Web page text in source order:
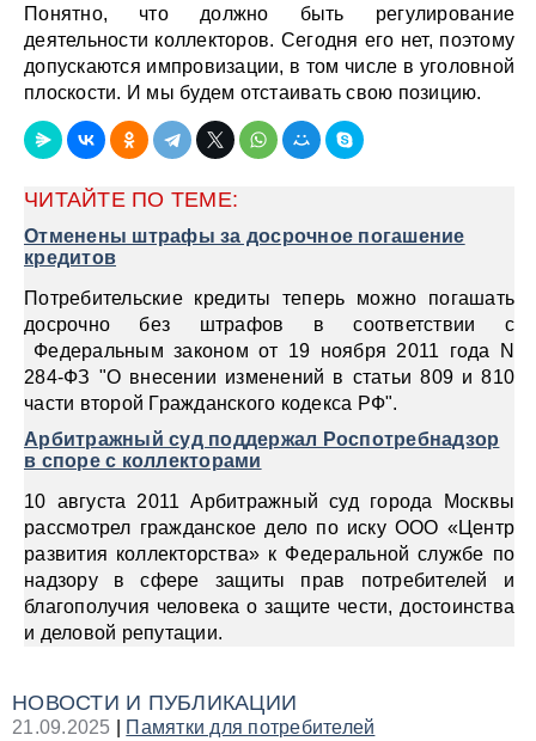
Понятно, что должно быть регулирование
деятельности коллекторов. Сегодня его нет, поэтому
допускаются импровизации, в том числе в уголовной
плоскости. И мы будем отстаивать свою позицию.
ЧИТАЙТЕ ПО ТЕМЕ:
Отменены штрафы за досрочное погашение
кредитов
Потребительские кредиты теперь можно погашать
досрочно без штрафов в соответствии с
Федеральным законом от 19 ноября 2011 года N
284-ФЗ "О внесении изменений в статьи 809 и 810
части второй Гражданского кодекса РФ".
Арбитражный суд поддержал Роспотребнадзор
в споре с коллекторами
10 августа 2011 Арбитражный суд города Москвы
рассмотрел гражданское дело по иску ООО «Центр
развития коллекторства» к Федеральной службе по
надзору в сфере защиты прав потребителей и
благополучия человека о защите чести, достоинства
и деловой репутации.
НОВОСТИ И ПУБЛИКАЦИИ
21.09.2025
Памятки для потребителей